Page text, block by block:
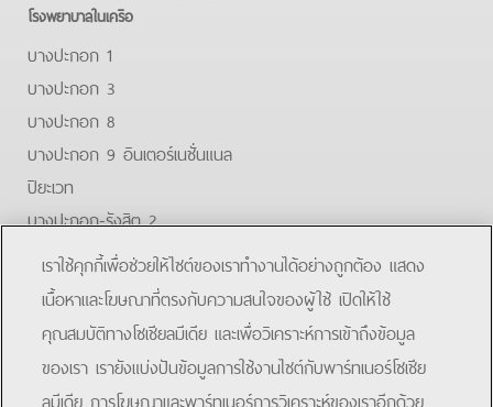
โรงพยาบาลในเครือ
บางปะกอก 1
บางปะกอก 3
บางปะกอก 8
บางปะกอก 9 อินเตอร์เนชั่นแนล
ปิยะเวท
บางปะกอก-รังสิต 2
บางปะกอกสมุทรปราการ
FacebookYoutubeLine
โรงพยาบาลบางปะกอก 9 อินเตอร์เนชั่นแนล
เราใช้คุกกี้เพื่อช่วยให้ไซต์ของเราทำงานได้อย่างถูกต้อง แสดง
เนื้อหาและโฆษณาที่ตรงกับความสนใจของผู้ใช้ เปิดให้ใช้
คุณสมบัติทางโซเชียลมีเดีย และเพื่อวิเคราะห์การเข้าถึงข้อมูล
ของเรา เรายังแบ่งปันข้อมูลการใช้งานไซต์กับพาร์ทเนอร์โซเชีย
ลมีเดีย การโฆษณาและพาร์ทเนอร์การวิเคราะห์ของเราอีกด้วย